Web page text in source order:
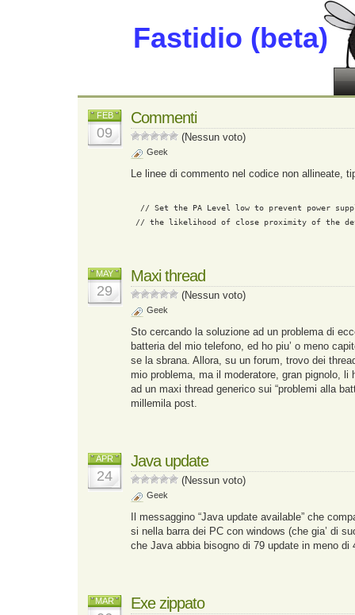
Fastidio (beta)
FEB
09
Commenti
(Nessun voto)
Geek
Le linee di commento nel codice non allineate,
// Set the PA Level low to prevent power
// the likelihood of close proximity of the
MAY
29
Maxi thread
(Nessun voto)
Geek
Sto cercando la soluzione ad un problema di
batteria del mio telefono, ed ho piu’ o meno
se la sbrana. Allora, su un forum, trovo dei
mio problema, ma il moderatore, gran pignolo, li
ad un maxi thread generico sui “problemi alla
millemila post.
APR
24
Java update
(Nessun voto)
Geek
Il messaggino “Java update available” che
si nella barra dei PC con windows (che gia’ di
che Java abbia bisogno di 79 update in meno di
MAR Exe zippato